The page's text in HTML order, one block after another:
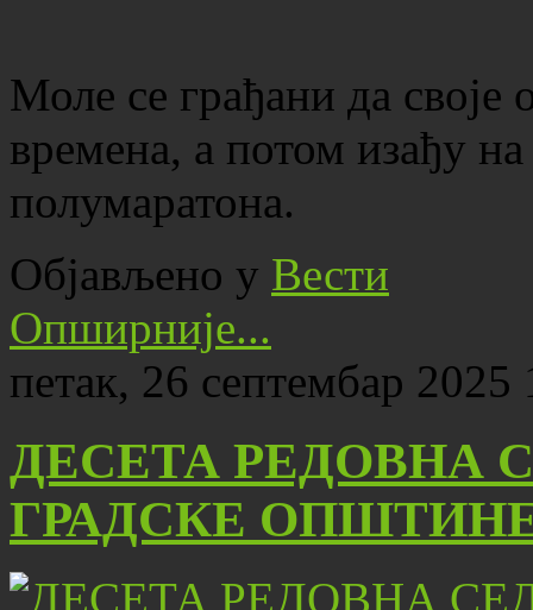
Моле се грађани да своје
времена, а потом изађу
полумаратона.
Објављено у Вести
Опширније...
петак, 26 септембар 2025
ДЕСЕТА РЕДОВНА
ГРАДСКЕ